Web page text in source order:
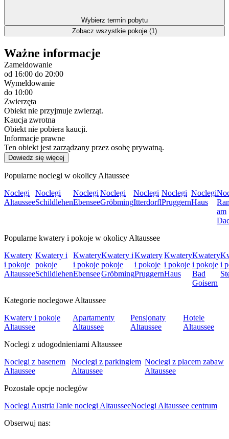
Wybierz termin pobytu
Zobacz wszystkie pokoje (1)
Ważne informacje
Zameldowanie
od 16:00 do 20:00
Wymeldowanie
do 10:00
Zwierzęta
Obiekt nie przyjmuje zwierząt.
Kaucja zwrotna
Obiekt nie pobiera kaucji.
Informacje prawne
Ten obiekt jest zarządzany przez osobę prywatną.
Dowiedz się więcej
Popularne noclegi w okolicy Altaussee
Noclegi
Altaussee
Noclegi
Schildlehen
Noclegi
Ebensee
Noclegi
Gröbming
Noclegi
Itterdorfl
Noclegi
Pruggern
Noclegi
Haus
am
Popularne kwatery i pokoje w okolicy Altaussee
Kwatery
i pokoje
Altaussee
Kwatery i
pokoje
Schildlehen
Kwatery
i pokoje
Ebensee
Kwatery i
pokoje
Gröbming
Kwatery
i pokoje
Pruggern
Kwatery
i pokoje
Haus
Kwatery
i pokoje
Bad
Goisern
i
Kategorie noclegowe Altaussee
Kwatery i pokoje
Altaussee
Apartamenty
Altaussee
Pensjonaty
Altaussee
Hotele
Altaussee
Noclegi z udogodnieniami Altaussee
Noclegi z basenem
Altaussee
Noclegi z parkingiem
Altaussee
Noclegi z placem zabaw
Altaussee
Pozostałe opcje noclegów
Noclegi AustriaTanie noclegi AltausseeNoclegi Altaussee centrum
Obserwuj nas: